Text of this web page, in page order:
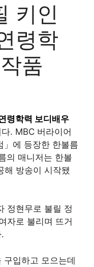
키인
령학
품
령학력 보디배우
. MBC 버라이어
」에 등장한 한볼름
의 매니저는 한볼
해 방송이 시작됐
정현무로 불릴 정
자로 불리며 뜨거
구입하고 모으는데